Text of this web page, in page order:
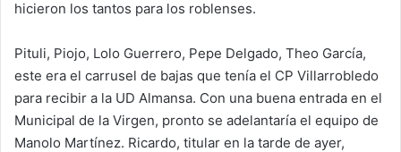
hicieron los tantos para los roblenses.
Pituli, Piojo, Lolo Guerrero, Pepe Delgado, Theo García,
este era el carrusel de bajas que tenía el CP Villarrobledo
para recibir a la UD Almansa. Con una buena entrada en el
Municipal de la Virgen, pronto se adelantaría el equipo de
Manolo Martínez. Ricardo, titular en la tarde de ayer,